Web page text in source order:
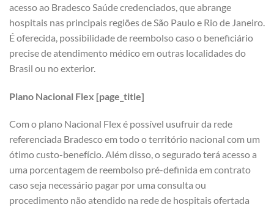
acesso ao Bradesco Saúde credenciados, que abrange
hospitais nas principais regiões de São Paulo e Rio de Janeiro.
É oferecida, possibilidade de reembolso caso o beneficiário
precise de atendimento médico em outras localidades do
Brasil ou no exterior.
Plano Nacional Flex [page_title]
Com o plano Nacional Flex é possível usufruir da rede
referenciada Bradesco em todo o território nacional com um
ótimo custo-benefício. Além disso, o segurado terá acesso a
uma porcentagem de reembolso pré-definida em contrato
caso seja necessário pagar por uma consulta ou
procedimento não atendido na rede de hospitais ofertada